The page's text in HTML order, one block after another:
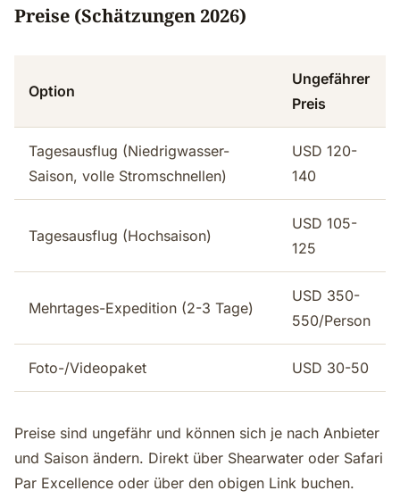
Preise (Schätzungen 2026)
Option
Ungefährer
Preis
Tagesausflug (Niedrigwasser-
Saison, volle Stromschnellen)
USD 120-
140
Tagesausflug (Hochsaison)
USD 105-
125
Mehrtages-Expedition (2-3 Tage)
USD 350-
550/Person
Foto-/Videopaket USD 30-50
Preise sind ungefähr und können sich je nach Anbieter
und Saison ändern. Direkt über Shearwater oder Safari
Par Excellence oder über den obigen Link buchen.